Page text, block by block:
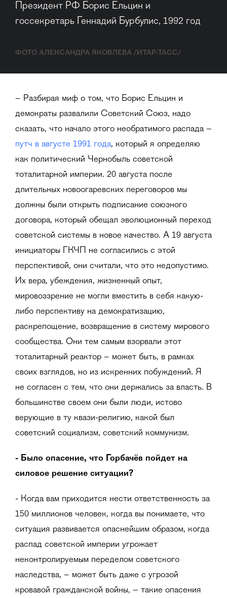
Президент РФ Борис Ельцин и
госсекретарь Геннадий Бурбулис, 1992 год
ФОТО АЛЕКСАНДРА ЯКОВЛЕВА /ИТАР-ТАСС/
– Разбирая миф о том, что Борис Ельцин и
демократы развалили Советский Союз, надо
сказать, что начало этого необратимого распада –
путч в августе 1991 года, который я определяю
как политический Чернобыль советской
тоталитарной империи. 20 августа после
длительных новоогаревских переговоров мы
должны были открыть подписание союзного
договора, который обещал эволюционный переход
советской системы в новое качество. А 19 августа
инициаторы ГКЧП не согласились с этой
перспективой, они считали, что это недопустимо.
Их вера, убеждения, жизненный опыт,
мировоззрение не могли вместить в себя какую-
либо перспективу на демократизацию,
раскрепощение, возвращение в систему мирового
сообщества. Они тем самым взорвали этот
тоталитарный реактор – может быть, в рамках
своих взглядов, но из искренних побуждений. Я
не согласен с тем, что они держались за власть. В
большинстве своем они были люди, истово
верующие в ту квази-религию, какой был
советский социализм, советский коммунизм.
- Было опасение, что Горбачёв пойдет на
силовое решение ситуации?
- Когда вам приходится нести ответственность за
150 миллионов человек, когда вы понимаете, что
ситуация развивается опаснейшим образом, когда
распад советской империи угрожает
неконтролируемым переделом советского
наследства, – может быть даже с угрозой
кровавой гражданской войны, – такие опасения